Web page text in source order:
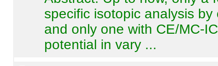
specific isotopic analysis
and only one with CE/MC-
potential in vary ...